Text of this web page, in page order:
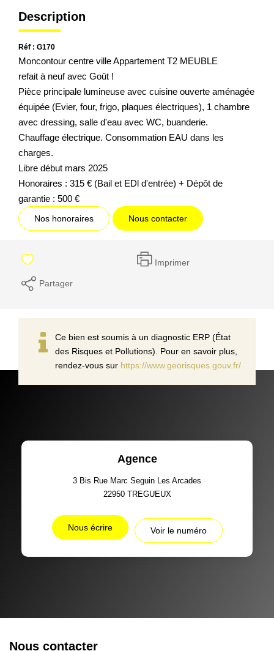
Description
Réf : G170
Moncontour centre ville Appartement T2 MEUBLE
refait à neuf avec Goût !
Pièce principale lumineuse avec cuisine ouverte aménagée
équipée (Evier, four, frigo, plaques électriques), 1 chambre
avec dressing, salle d'eau avec WC, buanderie.
Chauffage électrique. Consommation EAU dans les
charges.
Libre début mars 2025
Honoraires : 315 € (Bail et EDl d'entrée) + Dépôt de
garantie : 500 €
Nos honoraires Nous contacter
Imprimer
Partager
Ce bien est soumis à un diagnostic ERP (État
des Risques et Pollutions). Pour en savoir plus,
rendez-vous sur https://www.georisques.gouv.fr/
Agence
3 Bis Rue Marc Seguin Les Arcades
22950 TREGUEUX
Nous écrire Voir le numéro
Nous contacter